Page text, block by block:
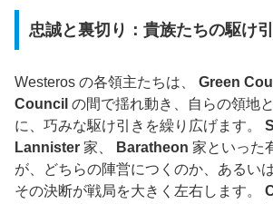
忠誠と裏切り：貴族たちの駆け
Westeros の各領主たちは、 Green
Council の間で揺れ動き、自らの領地
に、巧みな駆け引きを繰り広げます。
Lannister 家、 Baratheon 家といった
が、どちらの陣営につくのか、あるい
その決断が戦局を大きく左右します。